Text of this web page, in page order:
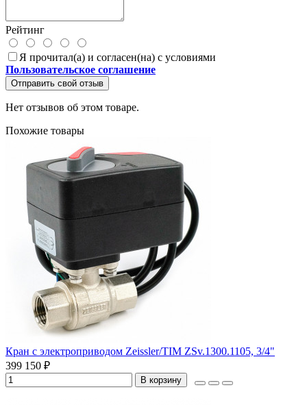
Рейтинг
Я прочитал(а) и согласен(на) с условиями
Пользовательское соглашение
Отправить свой отзыв
Нет отзывов об этом товаре.
Похожие товары
Кран с электроприводом Zeissler/TIM ZSv.1300.1105, 3/4"
399 150 ₽
В корзину